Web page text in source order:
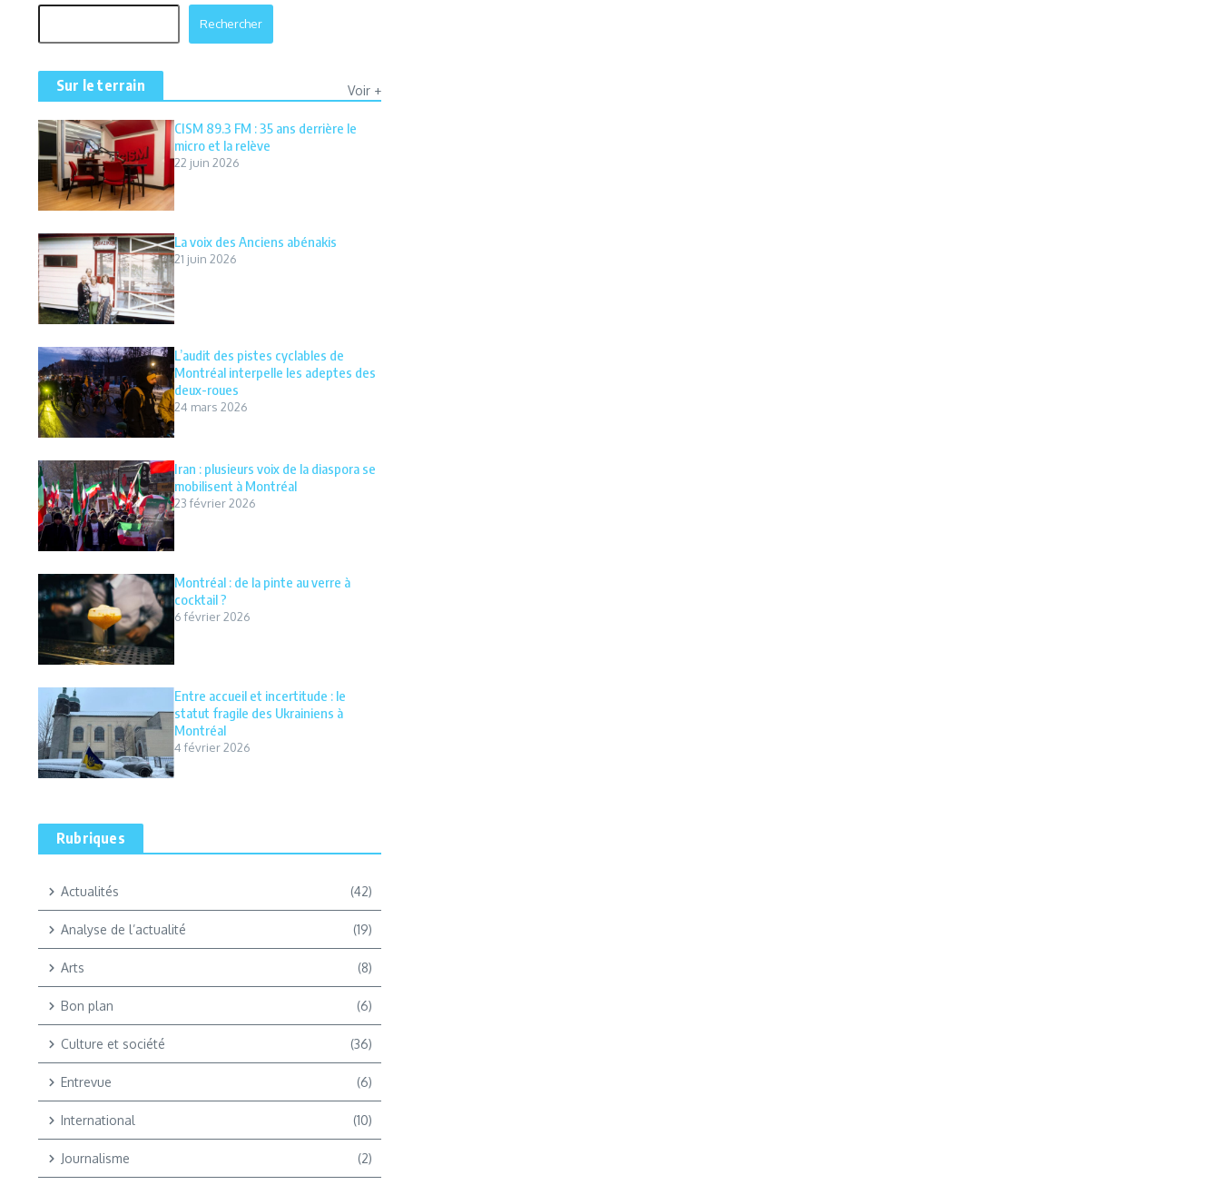
Rechercher
Sur le terrain Voir +
CISM 89.3 FM : 35 ans derrière le
micro et la relève
22 juin 2026
La voix des Anciens abénakis
21 juin 2026
L’audit des pistes cyclables de
Montréal interpelle les adeptes des
deux-roues
24 mars 2026
Iran : plusieurs voix de la diaspora se
mobilisent à Montréal
23 février 2026
Montréal : de la pinte au verre à
cocktail ?
6 février 2026
Entre accueil et incertitude : le
statut fragile des Ukrainiens à
Montréal
4 février 2026
Rubriques
Actualités (42)
Analyse de l’actualité (19)
Arts (8)
Bon plan (6)
Culture et société (36)
Entrevue (6)
International (10)
Journalisme (2)